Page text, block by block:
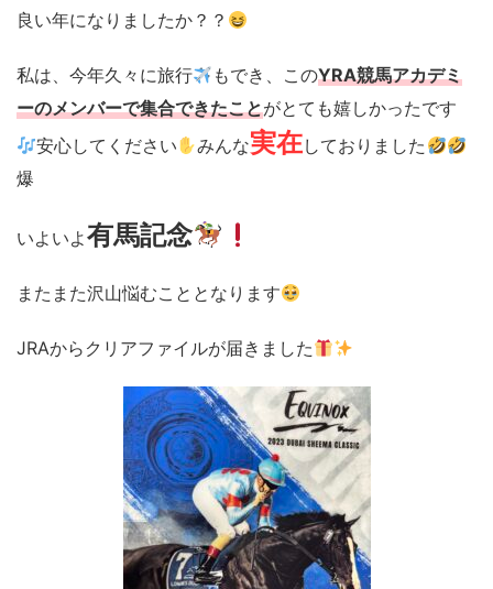
良い年になりましたか？？
私は、今年久々に旅行 もでき、このYRA競馬アカデミ
ーのメンバーで集合できたことがとても嬉しかったです
安心してください
みんな実在しておりました
爆
いよいよ有馬記念
またまた沢山悩むこととなります
JRAからクリアファイルが届きました